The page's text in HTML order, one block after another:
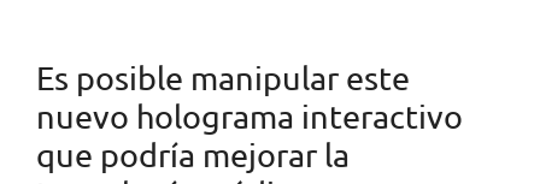
Es posible manipular este
nuevo holograma interactivo
que podría mejorar la